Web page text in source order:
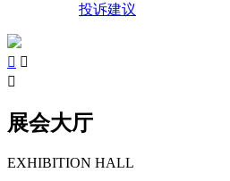
投诉建议
 

展会大厅
EXHIBITION HALL